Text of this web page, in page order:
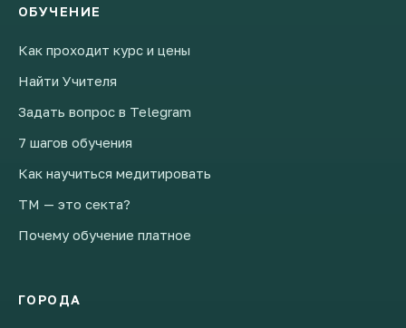
ОБУЧЕНИЕ
Как проходит курс и цены
Найти Учителя
Задать вопрос в Telegram
7 шагов обучения
Как научиться медитировать
ТМ — это секта?
Почему обучение платное
ГОРОДА